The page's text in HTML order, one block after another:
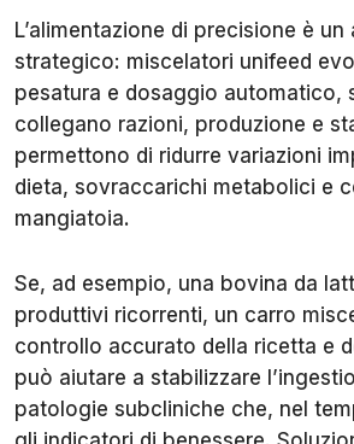
L’alimentazione di precisione è
strategico: miscelatori unifeed
pesatura e dosaggio automatico,
collegano razioni, produzione e
permettono di ridurre variazioni
dieta, sovraccarichi metabolici e
mangiatoia.
Se, ad esempio, una bovina da
produttivi ricorrenti, un carro
controllo accurato della ricetta e
può aiutare a stabilizzare
patologie subcliniche che, nel